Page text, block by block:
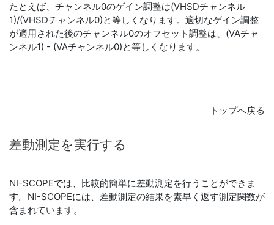
たとえば、チャンネル0のゲイン調整は(VHSDチャンネル
1)/(VHSDチャンネル0)と等しくなります。適切なゲイン調整
が適用された後のチャンネル0のオフセット調整は、(VAチャ
ンネル1) - (VAチャンネル0)と等しくなります。
トップへ戻る
差動測定を実行する
NI-SCOPEでは、比較的簡単に差動測定を行うことができま
す。NI-SCOPEには、差動測定の結果を素早く返す測定関数が
含まれています。